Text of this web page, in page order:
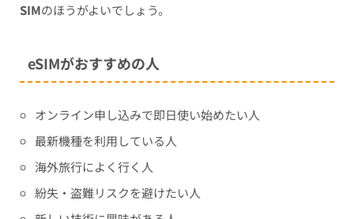
SIMのほうがよいでしょう。
eSIMがおすすめの人
オンライン申し込みで即日使い始めたい人
最新機種を利用している人
海外旅行によく行く人
紛失・盗難リスクを避けたい人